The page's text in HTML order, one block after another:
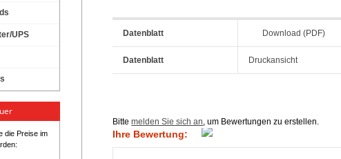
UPS
die Preise im
Datenblatt Download (PDF)
Datenblatt Druckansicht
Bittemelden Sie sich an, um Bewertungen zu erstellen.
Ihre Bewertung: